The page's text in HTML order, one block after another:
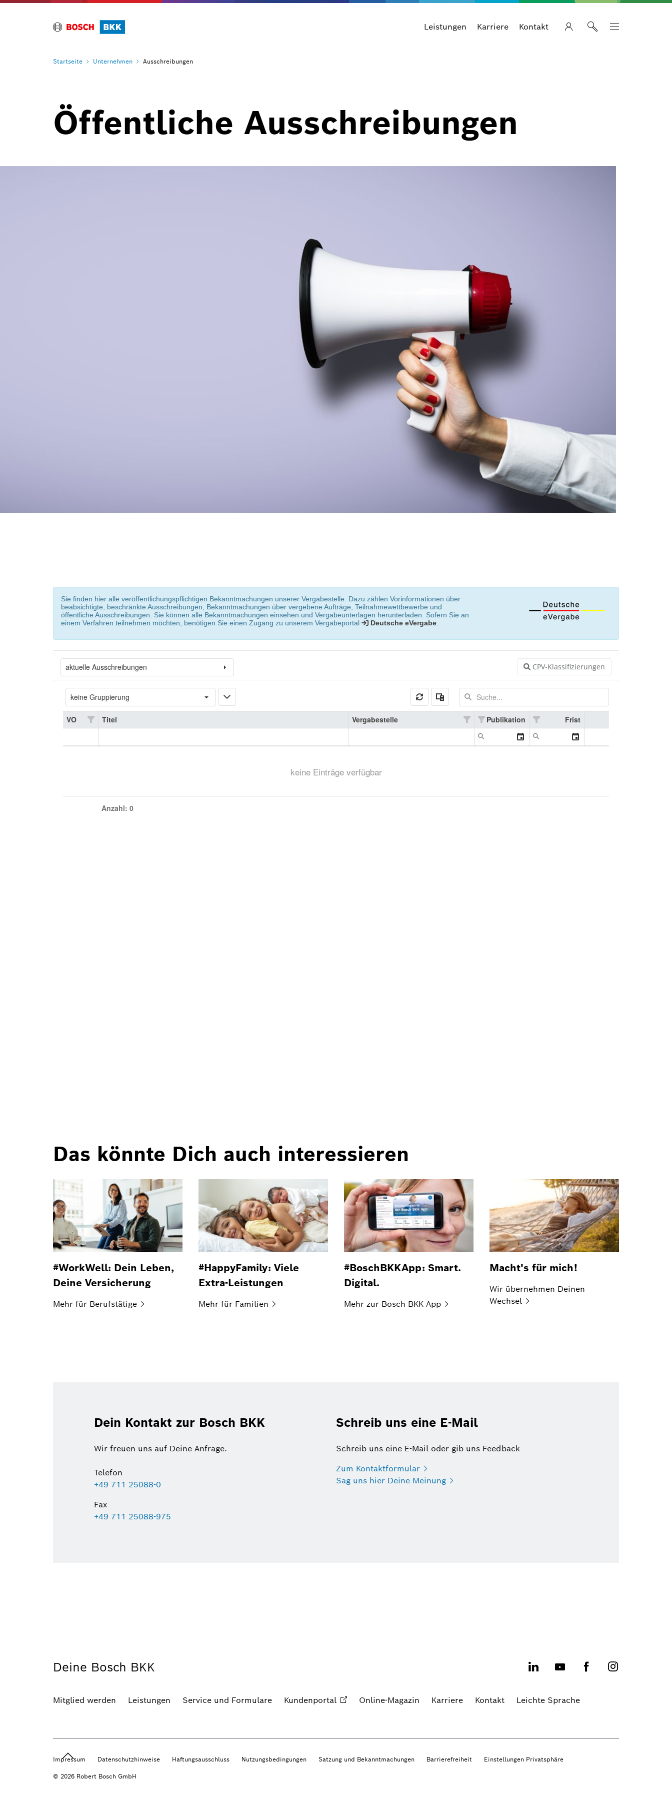
Leistungen Karriere Kontakt
Startseite Unternehmen Ausschreibungen
Öffentliche Ausschreibungen
Das könnte Dich auch interessieren
#WorkWell: Dein Leben,
Deine Versicherung
Mehr für Berufstätige
#HappyFamily: Viele
Extra-Leistungen
Mehr für Familien
#BoschBKKApp: Smart.
Digital.
Mehr zur Bosch BKK App
Macht's für mich!
Wir übernehmen Deinen
Wechsel
Dein Kontakt zur Bosch BKK
Wir freuen uns auf Deine Anfrage.
Telefon
+49 711 25088-0
Fax
+49 711 25088-975
Schreib uns eine E-Mail
Schreib uns eine E-Mail oder gib uns Feedback
Zum Kontaktformular
Sag uns hier Deine Meinung
Deine Bosch BKK
Mitglied werden Leistungen Service und Formulare Kundenportal Online-Magazin Karriere Kontakt Leichte Sprache
Impressum Datenschutzhinweise Haftungsausschluss Nutzungsbedingungen Satzung und Bekanntmachungen Barrierefreiheit Einstellungen Privatsphäre
© 2026 Robert Bosch GmbH